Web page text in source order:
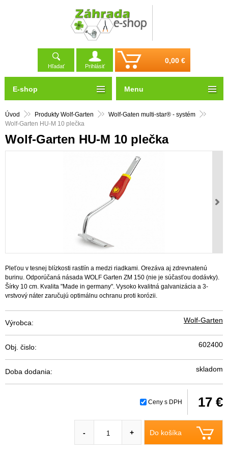
Hľadať Prihlásiť
0,00 €
Úvod Produkty Wolf-Garten
Wolf-Gaten multi-star® - systém
Wolf-Garten HU-M 10 plečka
Wolf-Garten HU-M 10 plečka
Pleťou v tesnej blízkosti rastlín a medzi riadkami. Orezáva aj zdrevnatenú
burinu. Odporúčaná násada WOLF Garten ZM 150 (nie je súčasťou dodávky).
Šírky 10 cm. Kvalita "Made in germany". Vysoko kvalitná galvanizácia a 3-
vrstvový náter zaručujú optimálnu ochranu proti korózii.
Výrobca: Wolf-Garten
Obj. čislo: 602400
Doba dodania: skladom
Ceny s DPH 17 €
Do košíka
- +
E-shop Menu